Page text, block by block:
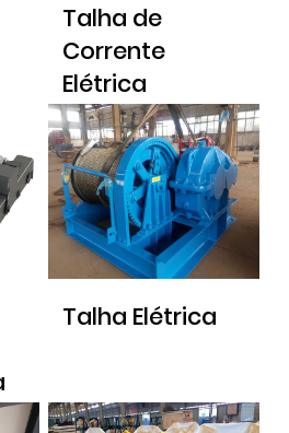
Talha de
Corrente
Elétrica
Européia
Talha Elétrica